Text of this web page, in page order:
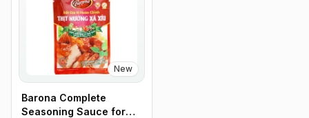
New
Barona Complete
Seasoning Sauce for